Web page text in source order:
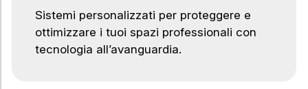
Sistemi personalizzati per proteggere e
ottimizzare i tuoi spazi professionali con
tecnologia all’avanguardia.